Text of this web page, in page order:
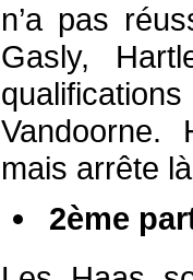
n’a pas
Gasly,
mais arrête
2ème